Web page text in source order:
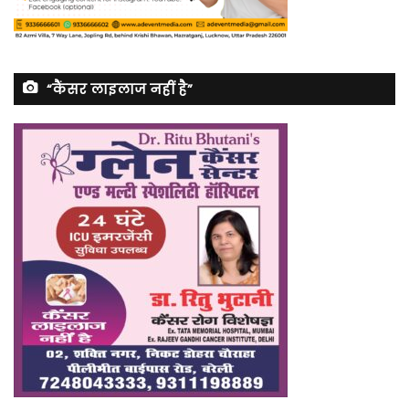
“कैंसर लाइलाज नहीं है”